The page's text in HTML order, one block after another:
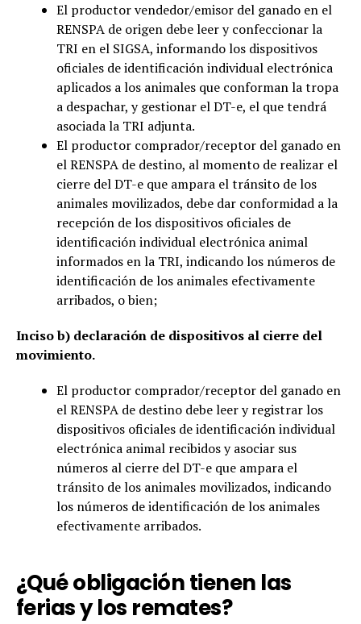
El productor vendedor/emisor del ganado en el
RENSPA de origen debe leer y confeccionar la
TRI en el SIGSA, informando los dispositivos
oficiales de identificación individual electrónica
aplicados a los animales que conforman la tropa
a despachar, y gestionar el DT-e, el que tendrá
asociada la TRI adjunta.
El productor comprador/receptor del ganado en
el RENSPA de destino, al momento de realizar el
cierre del DT-e que ampara el tránsito de los
animales movilizados, debe dar conformidad a la
recepción de los dispositivos oficiales de
identificación individual electrónica animal
informados en la TRI, indicando los números de
identificación de los animales efectivamente
arribados, o bien;
Inciso b) declaración de dispositivos al cierre del
movimiento.
El productor comprador/receptor del ganado en
el RENSPA de destino debe leer y registrar los
dispositivos oficiales de identificación individual
electrónica animal recibidos y asociar sus
números al cierre del DT-e que ampara el
tránsito de los animales movilizados, indicando
los números de identificación de los animales
efectivamente arribados.
¿Qué obligación tienen las
ferias y los remates?